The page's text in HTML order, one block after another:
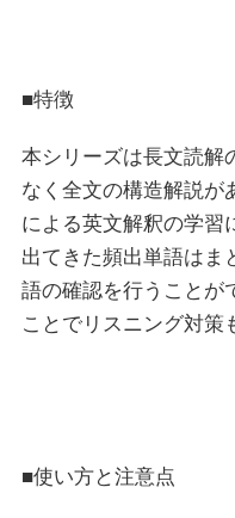
■特徴
本シリーズは長文読解
なく全文の構造解説が
による英文解釈の学習
出てきた頻出単語はま
語の確認を行うことが
ことでリスニング対策
■使い方と注意点